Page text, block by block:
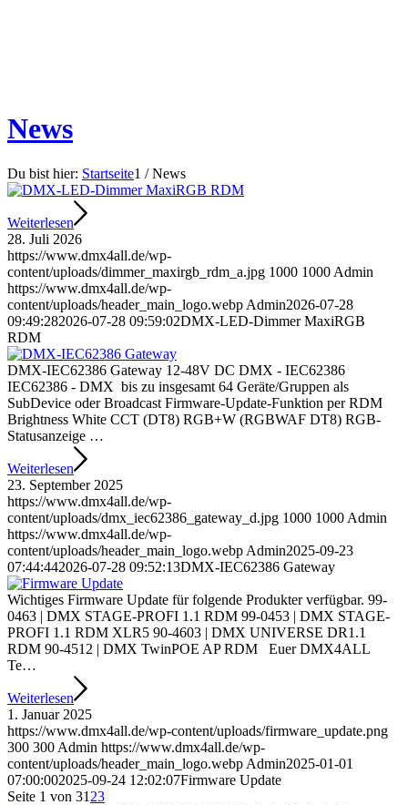
News
Du bist hier: Startseite1 / News
Weiterlesen
28. Juli 2026
https://www.dmx4all.de/wp-
content/uploads/dimmer_maxirgb_rdm_a.jpg 1000 1000 Admin
https://www.dmx4all.de/wp-
content/uploads/header_main_logo.webp Admin2026-07-28
09:49:282026-07-28 09:59:02DMX-LED-Dimmer MaxiRGB
RDM
DMX-IEC62386 Gateway 12-48V DC DMX - IEC62386
IEC62386 - DMX bis zu insgesamt 64 Geräte/Gruppen als
SubDevice oder Broadcast Firmware-Update-Funktion per RDM
Brightness White CCT (DT8) RGB+W (RGBWAF DT8) RGB-
Statusanzeige …
Weiterlesen
23. September 2025
https://www.dmx4all.de/wp-
content/uploads/dmx_iec62386_gateway_d.jpg 1000 1000 Admin
https://www.dmx4all.de/wp-
content/uploads/header_main_logo.webp Admin2025-09-23
07:44:442026-07-28 09:52:13DMX-IEC62386 Gateway
Wichtiges Firmware Update für folgende Produkter verfügbar. 99-
0463 | DMX STAGE-PROFI 1.1 RDM 99-0453 | DMX STAGE-​
PROFI 1.1 RDM XLR5 90-4603 | DMX UNIVERSE DR1.1
RDM 90-4512 | DMX TwinPOE AP RDM Euer DMX4ALL
Te…
Weiterlesen
1. Januar 2025
https://www.dmx4all.de/wp-content/uploads/firmware_update.png
300 300 Admin https://www.dmx4all.de/wp-
content/uploads/header_main_logo.webp Admin2025-01-01
07:00:002025-09-24 12:02:07Firmware Update
Seite 1 von 31 23